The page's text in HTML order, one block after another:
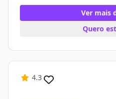
Ver mais
Quero
4.3